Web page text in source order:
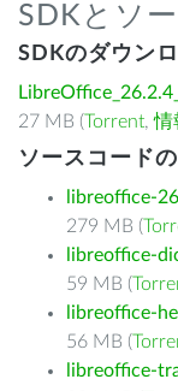
SDKとソ
SDKのダウン
27 MB (Torrent,情
ソースコード
libreoffice-
279 MB (
libreoffice-
59 MB (
libreoffice-
56 MB (
libreoffice-